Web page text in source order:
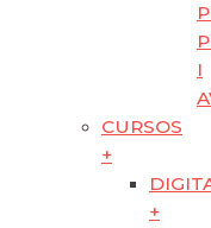
I
CURSOS
+
+